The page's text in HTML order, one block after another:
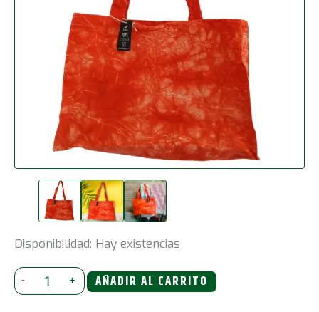
Disponibilidad: Hay existencias
-
Bolsa
de
+ AÑADIR AL CARRITO